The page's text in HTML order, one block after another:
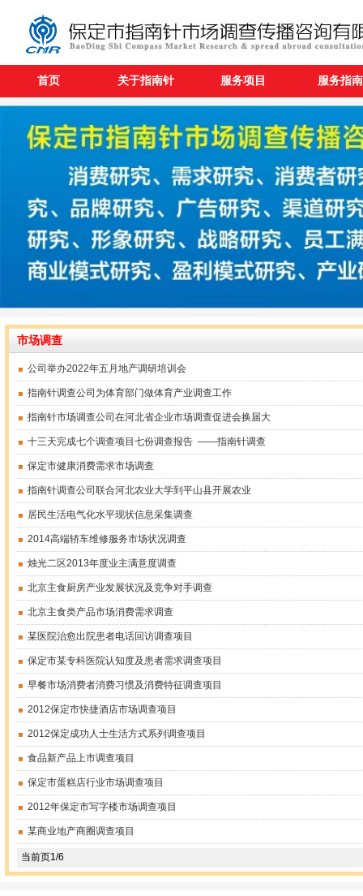
首页 关于指南针 服务项目 服务指南
市场调查
公司举办2022年五月地产调研培训会
指南针调查公司为体育部门做体育产业调查工作
指南针市场调查公司在河北省企业市场调查促进会换届大
十三天完成七个调查项目七份调查报告 ——指南针调查
保定市健康消费需求市场调查
指南针调查公司联合河北农业大学到平山县开展农业
居民生活电气化水平现状信息采集调查
2014高端轿车维修服务市场状况调查
烛光二区2013年度业主满意度调查
北京主食厨房产业发展状况及竞争对手调查
北京主食类产品市场消费需求调查
某医院治愈出院患者电话回访调查项目
保定市某专科医院认知度及患者需求调查项目
早餐市场消费者消费习惯及消费特征调查项目
2012保定市快捷酒店市场调查项目
2012保定成功人士生活方式系列调查项目
食品新产品上市调查项目
保定市蛋糕店行业市场调查项目
2012年保定市写字楼市场调查项目
某商业地产商圈调查项目
当前页1/6